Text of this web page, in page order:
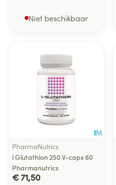
Niet beschikbaar
PharmaNutrics
l Glutathion 250 V-caps 60
Pharmanutrics
€ 71,50